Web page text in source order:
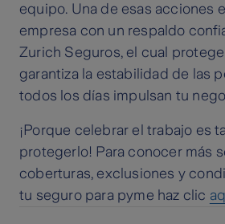
equipo. Una de esas acciones
empresa con un respaldo
Zurich Seguros, el cual
garantiza la estabilidad de las
todos los días impulsan tu
¡Porque celebrar el trabajo es
protegerlo! Para conocer más
coberturas, exclusiones y
tu seguro para pyme haz clic